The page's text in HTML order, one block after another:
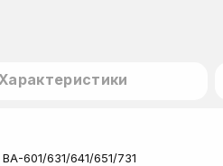
601/631/641/651/731